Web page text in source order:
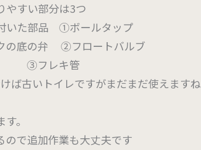
やすい部分は3つ
いた部品 ①ボールタップ
の底の弁 ②フロートバルブ
③フレキ管
ば古いトイレですがまだまだ使えますね
。
ので追加作業も大丈夫です